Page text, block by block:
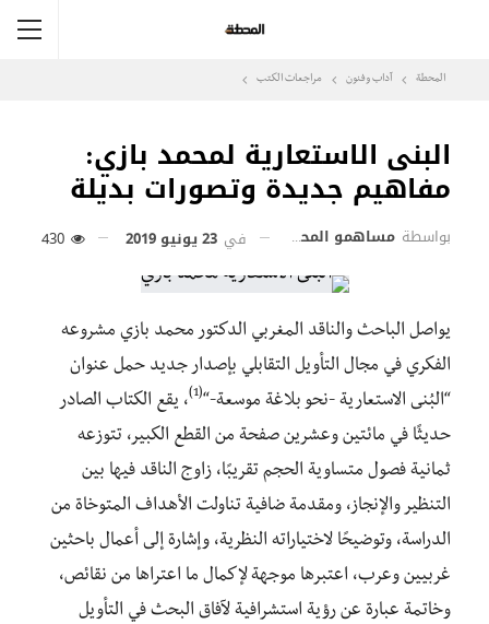
المحطة آداب وفنون مراجعات الكتب
البنى الاستعارية لمحمد بازي:
مفاهيم جديدة وتصورات بديلة
بواسطة مساهمو المحطة في 23 يونيو 2019
يواصل الباحث والناقد المغربي الدكتور محمد بازي مشروعه
الفكري في مجال التأويل التقابلي بإصدار جديد حمل عنوان
“البُنى الاستعارية -نحو بلاغة موسعة-“(1)
، يقع الكتاب الصادر
حديثًا في مائتين وعشرين صفحة من القطع الكبير، تتوزعه
ثمانية فصول متساوية الحجم تقريبًا، زاوج الناقد فيها بين
التنظير والإنجاز، ومقدمة ضافية تناولت الأهداف المتوخاة من
الدراسة، وتوضيحًا لاختياراته النظرية، وإشارة إلى أعمال باحثين
غربيين وعرب، اعتبرها موجهة لإكمال ما اعتراها من نقائص،
وخاتمة عبارة عن رؤية استشرافية لآفاق البحث في التأويل